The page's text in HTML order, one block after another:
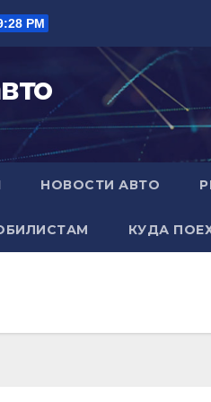
PM
НОВОСТИ АВТО
КУДА